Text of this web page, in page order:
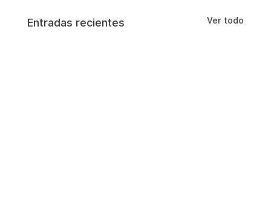
Entradas recientes Ver todo